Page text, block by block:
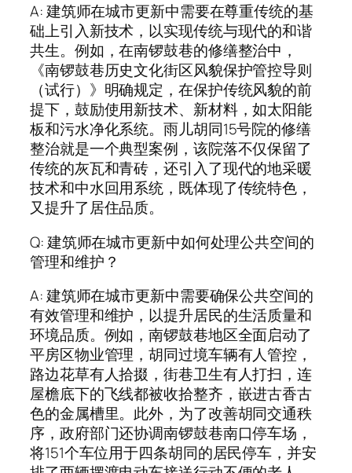
A: 建筑师在城市更新中需要在尊重传统的基
础上引入新技术，以实现传统与现代的和谐
共生。例如，在南锣鼓巷的修缮整治中，
《南锣鼓巷历史文化街区风貌保护管控导则
（试行）》明确规定，在保护传统风貌的前
提下，鼓励使用新技术、新材料，如太阳能
板和污水净化系统。雨儿胡同15号院的修缮
整治就是一个典型案例，该院落不仅保留了
传统的灰瓦和青砖，还引入了现代的地采暖
技术和中水回用系统，既体现了传统特色，
又提升了居住品质。
Q: 建筑师在城市更新中如何处理公共空间的
管理和维护？
A: 建筑师在城市更新中需要确保公共空间的
有效管理和维护，以提升居民的生活质量和
环境品质。例如，南锣鼓巷地区全面启动了
平房区物业管理，胡同过境车辆有人管控，
路边花草有人拾掇，街巷卫生有人打扫，连
屋檐底下的飞线都被收拾整齐，嵌进古香古
色的金属槽里。此外，为了改善胡同交通秩
序，政府部门还协调南锣鼓巷南口停车场，
将151个车位用于四条胡同的居民停车，并安